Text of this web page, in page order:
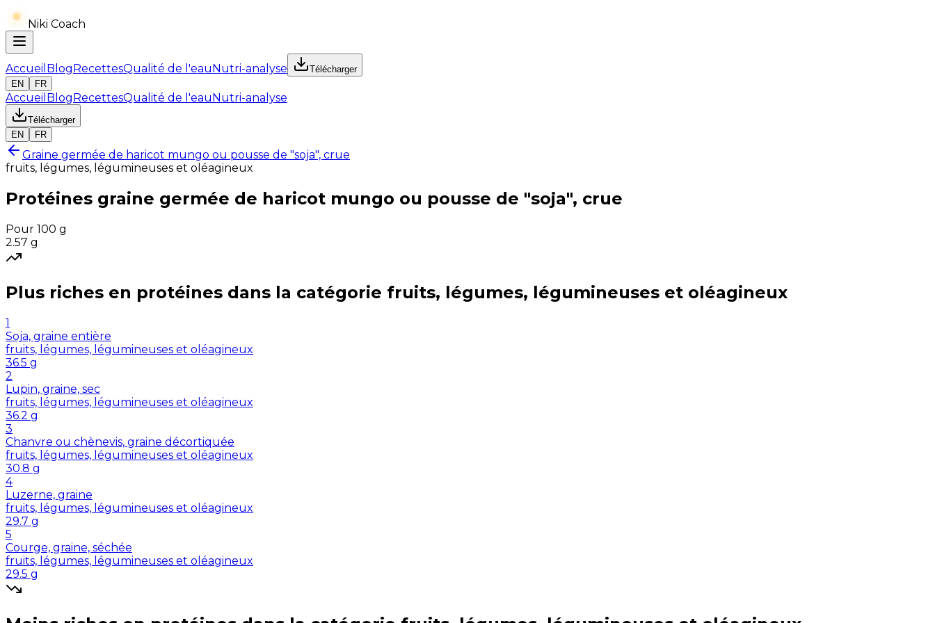
Niki Coach
Accueil BlogRecettesQualité de l'eauNutri-analyse
Télécharger
EN
FR
Accueil BlogRecettesQualité de l'eauNutri-analyse
Télécharger
EN
FR
Graine germée de haricot mungo ou pousse de "soja", crue
fruits, légumes, légumineuses et oléagineux
Protéines graine germée de haricot mungo ou pousse de "soja", crue
Pour 100 g
2.57 g
Plus riches en protéines dans la catégorie fruits, légumes, légumineuses et oléagineux
1
Soja, graine entière
fruits, légumes, légumineuses et oléagineux
36.5 g
2
Lupin, graine, sec
fruits, légumes, légumineuses et oléagineux
36.2 g
3
Chanvre ou chènevis, graine décortiquée
fruits, légumes, légumineuses et oléagineux
30.8 g
4
Luzerne, graine
fruits, légumes, légumineuses et oléagineux
29.7 g
5
Courge, graine, séchée
fruits, légumes, légumineuses et oléagineux
29.5 g